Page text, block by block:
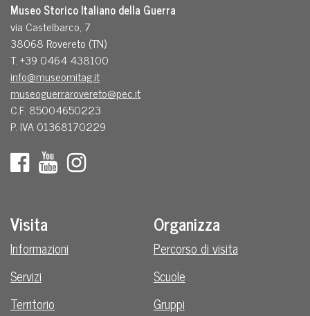
Museo Storico Italiano della Guerra
via Castelbarco, 7
38068 Rovereto (TN)
T. +39 0464 438100
info@museomitag.it
museoguerrarovereto@pec.it
C.F. 85004650223
P. IVA 01368170229
Visita
Informazioni
Servizi
Territorio
Organizza
Percorso di visita
Scuole
Gruppi